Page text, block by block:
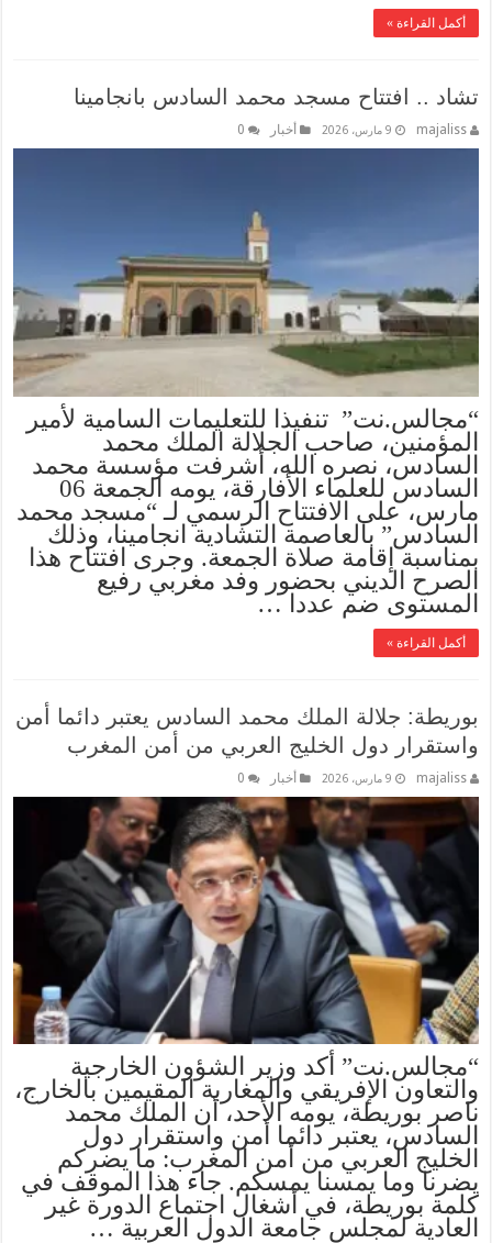
أكمل القراءة »
تشاد .. افتتاح مسجد محمد السادس بانجامينا
majaliss 9 مارس، 2026 أخبار 0
“مجالس.نت” تنفيذا للتعليمات السامية لأمير
المؤمنين، صاحب الجلالة الملك محمد
السادس، نصره الله، أشرفت مؤسسة محمد
السادس للعلماء الأفارقة، يومه الجمعة 06
مارس، على الافتتاح الرسمي لـ “مسجد محمد
السادس” بالعاصمة التشادية انجامينا، وذلك
بمناسبة إقامة صلاة الجمعة. وجرى افتتاح هذا
الصرح الديني بحضور وفد مغربي رفيع
المستوى ضم عددا …
أكمل القراءة »
بوريطة: جلالة الملك محمد السادس يعتبر دائما أمن
واستقرار دول الخليج العربي من أمن المغرب
majaliss 9 مارس، 2026 أخبار 0
“مجالس.نت” أكد وزير الشؤون الخارجية
والتعاون الإفريقي والمغاربة المقيمين بالخارج،
ناصر بوريطة، يومه الأحد، أن الملك محمد
السادس، يعتبر دائما أمن واستقرار دول
الخليج العربي من أمن المغرب: ما يضركم
يضرنا وما يمسنا يمسكم. جاء هذا الموقف في
كلمة بوريطة، في أشغال اجتماع الدورة غير
العادية لمجلس جامعة الدول العربية …